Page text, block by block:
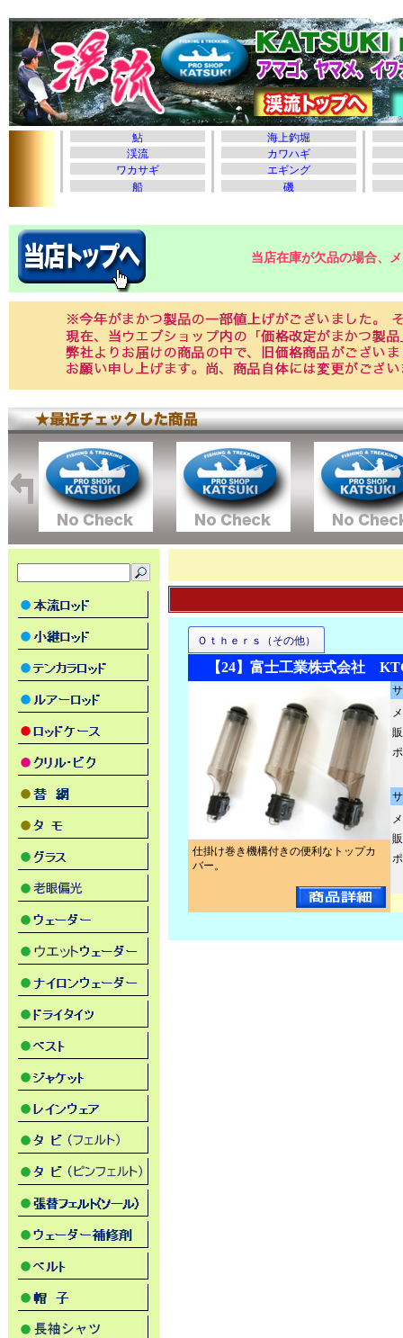
当店在庫が欠品の場合、
Ｏｔｈｅｒｓ（その他）
【24】富士工業株式会社
仕掛け巻き機構付きの便利なトップカ
バー。